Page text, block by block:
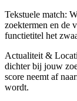
Tekstuele match:
zoektermen en de
functietitel het
Actualiteit &
dichter bij jouw
score neemt af
wordt.